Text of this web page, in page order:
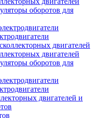
оборотов для
двигателей
двигателей
оборотов для
двигателей и